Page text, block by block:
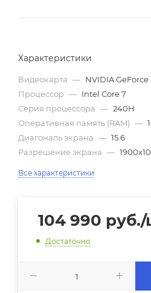
Характеристики
Видеокарта — NVIDIA GeForce
Процессор — Intel Core 7
Серия процессора — 240H
Оперативная память (RAM) —
Диагональ экрана — 15.6
Разрешение экрана —
Все характеристики
104 990 руб./
Достаточно